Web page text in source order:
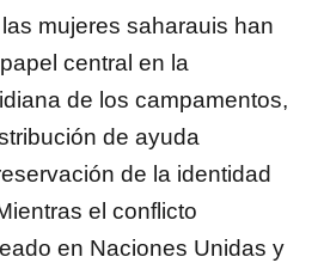
mujeres saharauis han
central en la
de los campamentos,
de ayuda
de la identidad
el conflicto
en Naciones Unidas y